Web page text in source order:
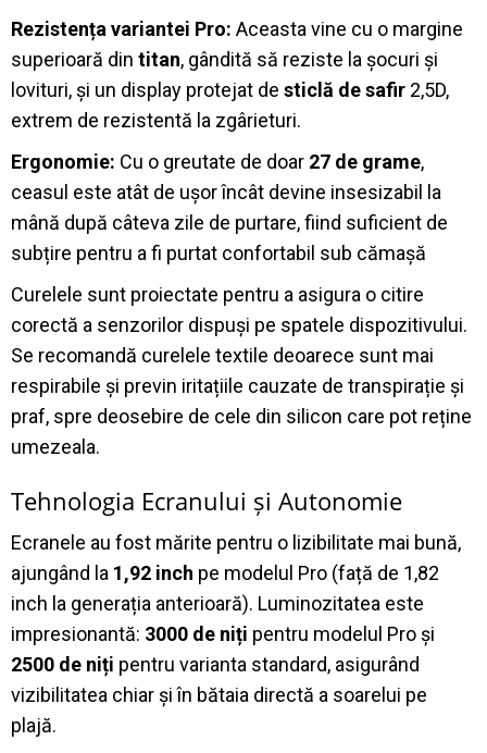
Rezistența variantei Pro: Aceasta vine cu o margine
superioară din titan, gândită să reziste la șocuri și
lovituri, și un display protejat de sticlă de safir 2,5D,
extrem de rezistentă la zgârieturi.
Ergonomie: Cu o greutate de doar 27 de grame,
ceasul este atât de ușor încât devine insesizabil la
mână după câteva zile de purtare, fiind suficient de
subțire pentru a fi purtat confortabil sub cămașă
Curelele sunt proiectate pentru a asigura o citire
corectă a senzorilor dispuși pe spatele dispozitivului.
Se recomandă curelele textile deoarece sunt mai
respirabile și previn iritațiile cauzate de transpirație și
praf, spre deosebire de cele din silicon care pot reține
umezeala.
Tehnologia Ecranului și Autonomie
Ecranele au fost mărite pentru o lizibilitate mai bună,
ajungând la 1,92 inch pe modelul Pro (față de 1,82
inch la generația anterioară). Luminozitatea este
impresionantă: 3000 de niți pentru modelul Pro și
2500 de niți pentru varianta standard, asigurând
vizibilitatea chiar și în bătaia directă a soarelui pe
plajă.